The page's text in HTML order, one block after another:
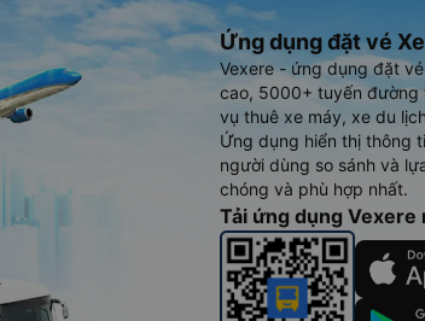
Ứng dụng đặt vé
Vexere - ứng dụng đặt
cao, 5000+ tuyến đường
vụ thuê xe máy, xe du
Ứng dụng hiển thị thông
người dùng so sánh và
chóng và phù hợp nhất.
Tải ứng dụng Vexere